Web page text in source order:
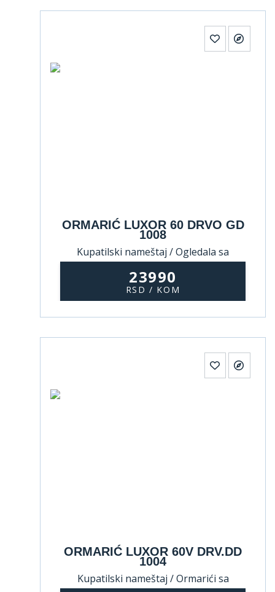
ORMARIĆ LUXOR 60 DRVO GD
1008
Kupatilski nameštaj / Ogledala sa
23990
RSD / KOM
ORMARIĆ LUXOR 60V DRV.DD
1004
Kupatilski nameštaj / Ormarići sa